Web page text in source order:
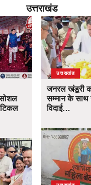
उत्तराखंड
उत्तराखंड
जनरल खंडूरी
सम्मान के साथ
विदाई…